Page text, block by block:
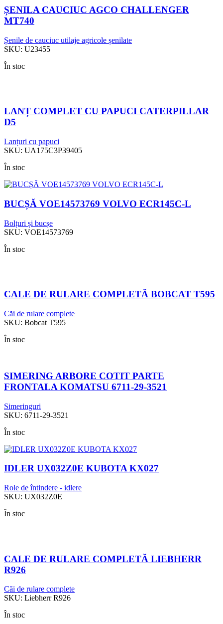
ȘENILA CAUCIUC AGCO CHALLENGER
MT740
Șenile de cauciuc utilaje agricole șenilate
SKU: U23455
În stoc
LANȚ COMPLET CU PAPUCI CATERPILLAR
D5
Lanțuri cu papuci
SKU: UA175C3P39405
În stoc
BUCȘĂ VOE14573769 VOLVO ECR145C-L
Bolțuri și bucșe
SKU: VOE14573769
În stoc
CALE DE RULARE COMPLETĂ BOBCAT T595
Căi de rulare complete
SKU: Bobcat T595
În stoc
SIMERING ARBORE COTIT PARTE
FRONTALA KOMATSU 6711-29-3521
Simeringuri
SKU: 6711-29-3521
În stoc
IDLER UX032Z0E KUBOTA KX027
Role de întindere - idlere
SKU: UX032Z0E
În stoc
CALE DE RULARE COMPLETĂ LIEBHERR
R926
Căi de rulare complete
SKU: Liebherr R926
În stoc